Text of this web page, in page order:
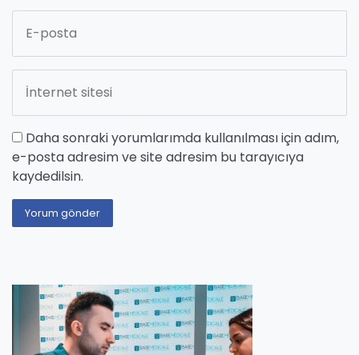
Daha sonraki yorumlarımda kullanılması için adım,
e-posta adresim ve site adresim bu tarayıcıya
kaydedilsin.